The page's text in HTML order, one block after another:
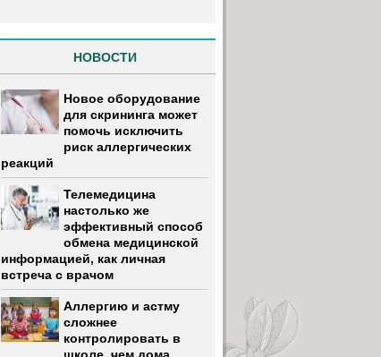
НОВОСТИ
Новое оборудование
для скрининга может
помочь исключить
риск аллергических
реакций
Телемедицина
настолько же
эффективный способ
обмена медицинской
информацией, как личная
встреча с врачом
Аллергию и астму
сложнее
контролировать в